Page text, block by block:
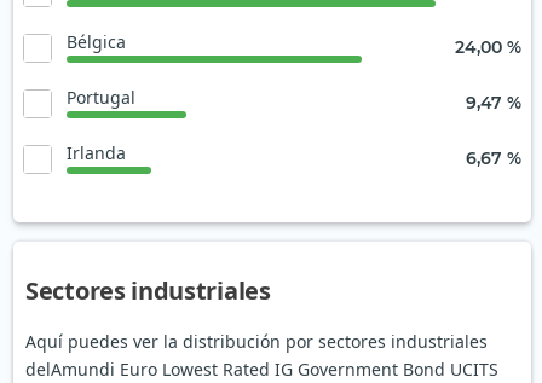
Bélgica 24,00 %
Portugal 9,47 %
Irlanda 6,67 %
Sectores industriales
Aquí puedes ver la distribución por sectores industriales
delAmundi Euro Lowest Rated IG Government Bond UCITS